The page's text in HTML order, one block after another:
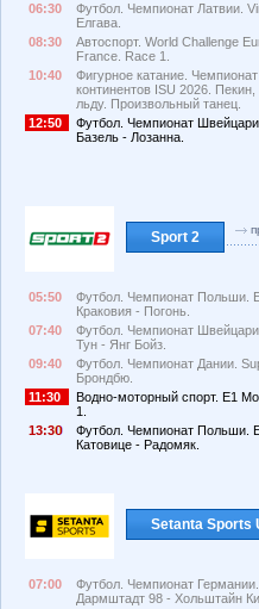
06:30
Футбол. Чемпионат Латвии.
Елгава.
08:30
Автоспорт. World Challenge
France. Race 1.
10:40
Фигурное катание.
континентов ISU 2026.
льду. Произвольный танец.
12:50
Футбол. Чемпионат
Базель - Лозанна.
Sport 2
05:50
Футбол. Чемпионат Польши.
Краковия - Погонь.
07:40
Футбол. Чемпионат
Тун - Янг Бойз.
09:40
Футбол. Чемпионат Дании.
Брондбю.
11:30
Водно-моторный спорт. E1
1.
13:3
Футбол. Чемпионат Польши.
Катовице - Радомяк.
Setanta Sports
07:00
Футбол. Чемпионат
Дармштадт 98 - Хольштайн